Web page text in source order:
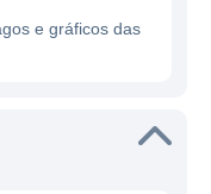
e gráficos das